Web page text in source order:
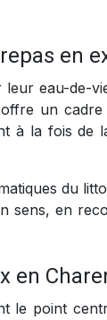
en
eau-de-
un
à la fois de
du
sens, en
en
le point